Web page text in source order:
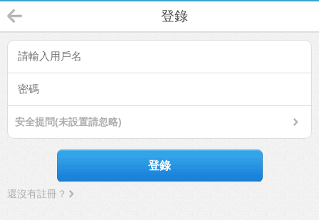
登錄
安全提問(未設置請忽略)
登錄
還沒有註冊？